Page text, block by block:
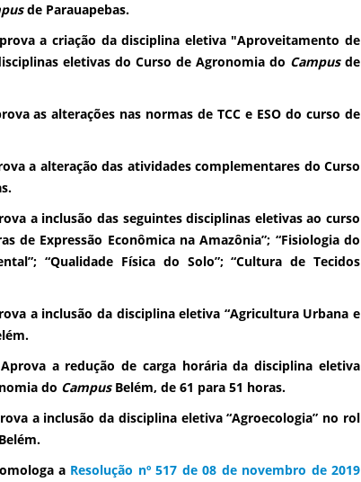
de Parauapebas.
a criação da disciplina eletiva "Aproveitamento de
eletivas do Curso de Agronomia do Campusde
as alterações nas normas de TCC e ESO do curso de
a alteração das atividades complementares do Curso
a inclusão das seguintes disciplinas eletivas ao curso
de Expressão Econômica na Amazônia”; “Fisiologia do
“Qualidade Física do Solo”; “Cultura de Tecidos
a inclusão da disciplina eletiva “Agricultura Urbana e
a redução de carga horária da disciplina eletiva
do CampusBelém, de 61 para 51 horas.
a inclusão da disciplina eletiva “Agroecologia” no rol
a Resolução nº 517 de 08 de novembro de 2019